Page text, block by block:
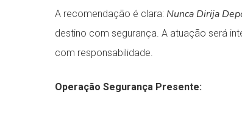
A recomendação é clara: Nunca Dirija
destino com segurança. A atuação será
com responsabilidade.
Operação Segurança Presente: